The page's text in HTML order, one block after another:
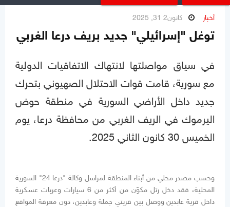
أخبار كانون2 31, 2025
توغل "إسرائيلي" جديد بريف درعا الغربي
في سياق مواصلتها لانتهاك الاتفاقيات الدولية
مع سورية، قامت قوات الاحتلال الصهيوني بتحرك
جديد داخل الأراضي السورية في منطقة حوض
اليرموك في الريف الغربي من محافظة درعا، يوم
الخميس 30 كانون الثاني 2025.
وحسب مصدر محلي من أبناء المنطقة لمراسل وكالة "درعا 24" السورية
المحلية، فقد دخل رتل مكوّن من أكثر من 6 سيارات وعربات عسـكرية
داخل قرية عابدين ووصل بين قريتي جملة وعابدين، دون معرفة المواقع